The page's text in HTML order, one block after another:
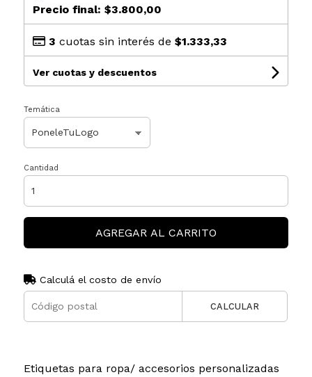
Precio final: $3.800,00
3 cuotas sin interés de $1.333,33
Ver cuotas y descuentos
Temática
Cantidad
AGREGAR AL CARRITO
Calculá el costo de envío
CALCULAR
Etiquetas para ropa/ accesorios personalizadas